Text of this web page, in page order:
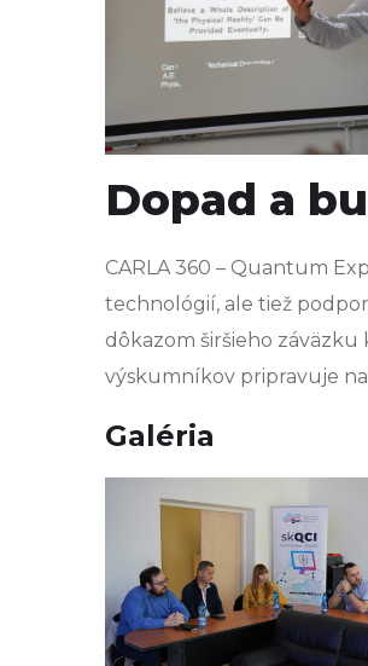
Dopad a
CARLA 360 – Quantum
technológií, ale tiež
dôkazom širšieho
výskumníkov pripravuje
Galéria